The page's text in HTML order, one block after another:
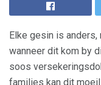
Elke gesin is
wanneer dit kom by
soos
families kan dit